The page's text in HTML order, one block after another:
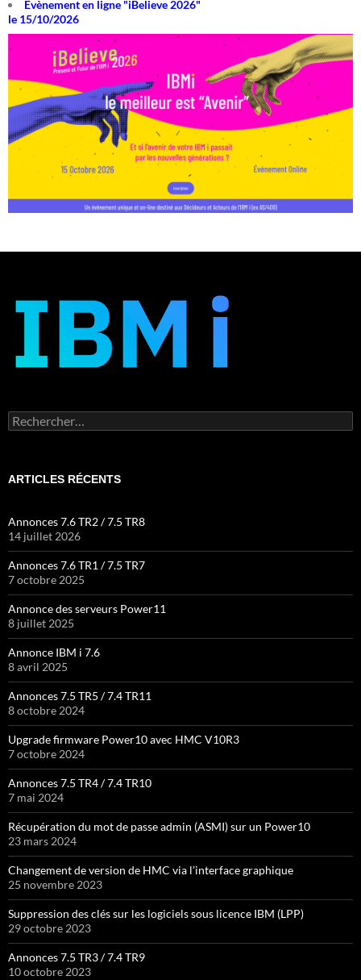
Evènement en ligne "iBelieve 2026"
le 15/10/2026
Rechercher :
ARTICLES RÉCENTS
Annonces 7.6 TR2 / 7.5 TR8
14 juillet 2026
Annonces 7.6 TR1 / 7.5 TR7
7 octobre 2025
Annonce des serveurs Power11
8 juillet 2025
Annonce IBM i 7.6
8 avril 2025
Annonces 7.5 TR5 / 7.4 TR11
8 octobre 2024
Upgrade firmware Power10 avec HMC V10R3
7 octobre 2024
Annonces 7.5 TR4 / 7.4 TR10
7 mai 2024
Récupération du mot de passe admin (ASMI) sur un Power10
23 mars 2024
Changement de version de HMC via l’interface graphique
25 novembre 2023
Suppression des clés sur les logiciels sous licence IBM (LPP)
29 octobre 2023
Annonces 7.5 TR3 / 7.4 TR9
10 octobre 2023